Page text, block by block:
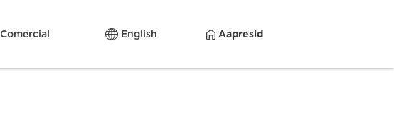
Comercial English Aapresid